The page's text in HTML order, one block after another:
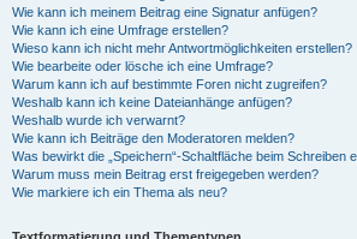
Wie kann ich meinem Beitrag eine Signatur anfügen?
Wie kann ich eine Umfrage erstellen?
Wieso kann ich nicht mehr Antwortmöglichkeiten erstellen?
Wie bearbeite oder lösche ich eine Umfrage?
Warum kann ich auf bestimmte Foren nicht zugreifen?
Weshalb kann ich keine Dateianhänge anfügen?
Weshalb wurde ich verwarnt?
Wie kann ich Beiträge den Moderatoren melden?
Was bewirkt die „Speichern“-Schaltfläche beim Schreiben
Warum muss mein Beitrag erst freigegeben werden?
Wie markiere ich ein Thema als neu?